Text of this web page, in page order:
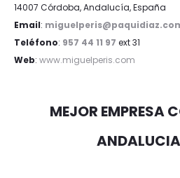
14007 Córdoba, Andalucía, España
Email:
Teléfono: 957 44 11 97 ext 31
Web: www.miguelperis.com
MEJOR EMPRESA